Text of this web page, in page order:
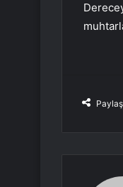
Paylaş